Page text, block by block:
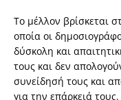
Το μέλλον βρίσκεται
οποία οι
δύσκολη και
τους και δεν
συνείδησή τους και
για την επάρκειά